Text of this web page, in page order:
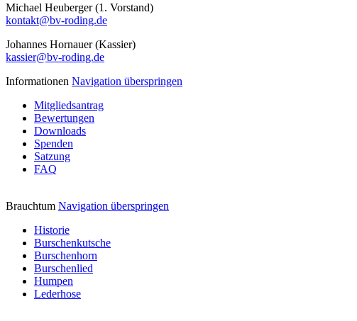
Michael Heuberger (1. Vorstand)
kontakt@bv-roding.de
Johannes Hornauer (Kassier)
kassier@bv-roding.de
Informationen Navigation überspringen
Mitgliedsantrag
Bewertungen
Downloads
Spenden
Satzung
FAQ
Brauchtum Navigation überspringen
Historie
Burschenkutsche
Burschenhorn
Burschenlied
Humpen
Lederhose